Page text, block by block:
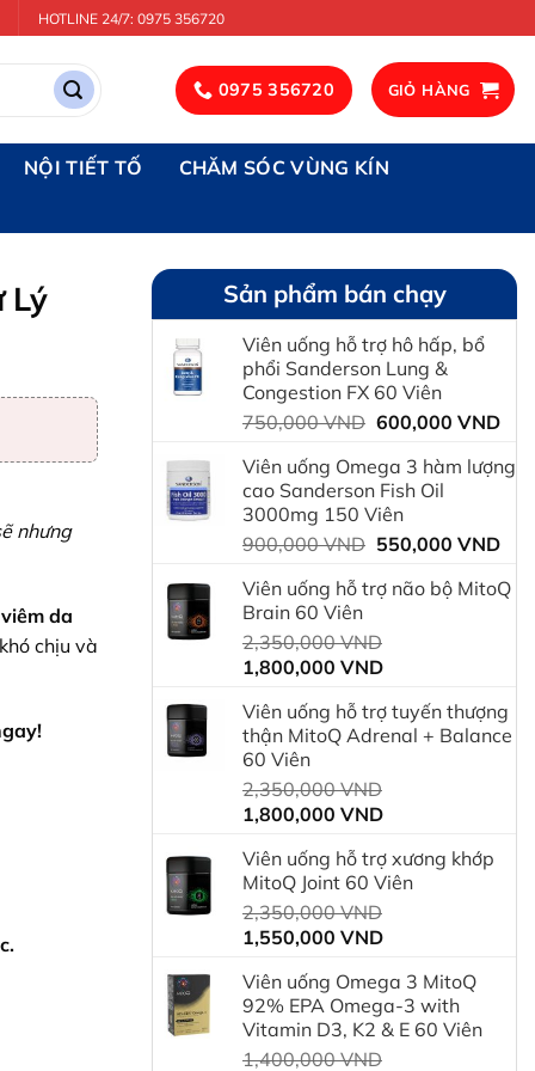
HOTLINE 24/7: 0975 356720
0975 356720 GIỎ HÀNG
NỘI TIẾT TỐ CHĂM SÓC VÙNG KÍN
Lý
nhưng
da
chịu và
Sản phẩm bán chạy
Viên uống hỗ trợ hô hấp, bổ
phổi Sanderson Lung &
Congestion FX 60 Viên
750,000VND Giá
là:
750,000 VND.
600,000 VNDGiá
tại
Viên uống Omega 3 hàm lượng
cao Sanderson Fish Oil
3000mg 150 Viên
900,000VND Giá
là:
550,000 VNDGiá
tại
Viên uống hỗ trợ não bộ MitoQ
Brain 60 Viên
2,350,000VND
2,350,000 VND.
1,800,000 VNDGiá
tại
là:
Viên uống hỗ trợ tuyến thượng
thận MitoQ Adrenal + Balance
60 Viên
2,350,000VND
2,350,000 VND.
1,800,000 VNDGiá
tại
là:
Viên uống hỗ trợ xương khớp
MitoQ Joint 60 Viên
2,350,000VND
2,350,000 VND.
1,550,000 VNDGiá
tại
là:
1,550,000 VND.
Viên uống Omega 3 MitoQ
92% EPA Omega-3 with
Vitamin D3, K2 & E 60 Viên
1,400,000VND